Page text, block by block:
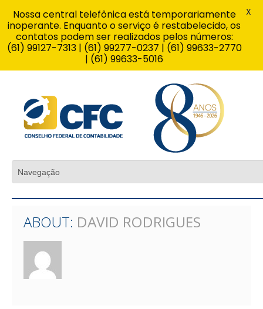
ABOUT: DAVID RODRIGUES
Nossa central telefônica está temporariamente
inoperante. Enquanto o serviço é restabelecido, os
contatos podem ser realizados pelos números:
(61) 99127-7313 | (61) 99277-0237 | (61) 99633-2770
| (61) 99633-5016
X